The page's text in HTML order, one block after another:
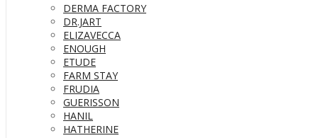
DERMA FACTORY
DR.JART
ELIZAVECCA
ENOUGH
ETUDE
FARM STAY
FRUDIA
GUERISSON
HANIL
HATHERINE